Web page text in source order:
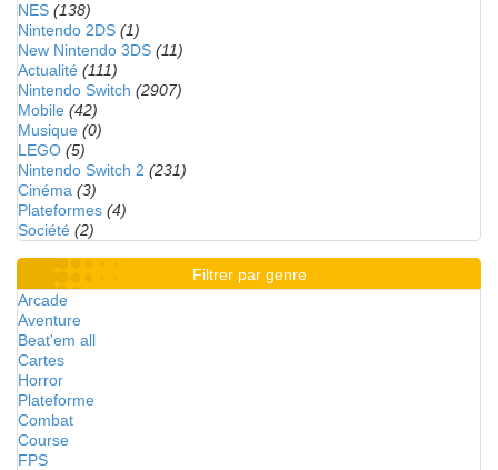
NES (138)
Nintendo 2DS (1)
New Nintendo 3DS (11)
Actualité (111)
Nintendo Switch (2907)
Mobile (42)
Musique (0)
LEGO (5)
Nintendo Switch 2 (231)
Cinéma (3)
Plateformes (4)
Société (2)
Filtrer par genre
Arcade
Aventure
Beat'em all
Cartes
Horror
Plateforme
Combat
Course
FPS